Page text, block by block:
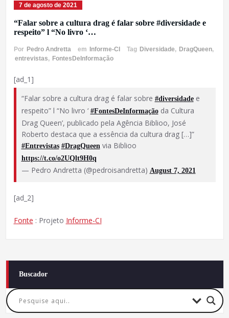
7 de agosto de 2021
“Falar sobre a cultura drag é falar sobre #diversidade e
respeito” l “No livro ‘…
Por Pedro Andretta em Informe-CI Tag Diversidade, DragQueen,
entrevistas, FontesDeInformação
[ad_1]
“Falar sobre a cultura drag é falar sobre #diversidadee
respeito” l “No livro ‘ #FontesDeInformaçãoda Cultura
Drag Queen’, publicado pela Agência Biblioo, José
Roberto destaca que a essência da cultura drag […]”
#Entrevistas #DragQueenvia Biblioo
https://t.co/o2UQlt9H0q
— Pedro Andretta (@pedroisandretta) August 7, 2021
[ad_2]
Fonte : Projeto Informe-CI
Buscador